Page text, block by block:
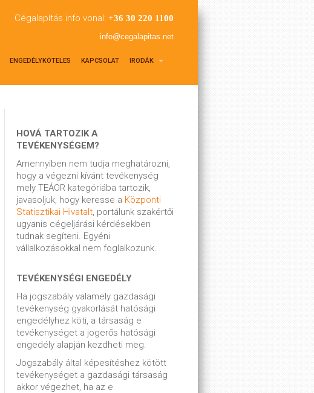
Cégalapítás info vonal: +36 30 220 1100
info@cegalapitas.net
ENGEDÉLYKÖTELES KAPCSOLAT IRODÁK
HOVÁ TARTOZIK A
TEVÉKENYSÉGEM?
Amennyiben nem tudja meghatározni,
hogy a végezni kívánt tevékenység
mely TEÁOR kategóriába tartozik,
javasoljuk, hogy keresse a Központi
Statisztikai Hivatalt, portálunk szakértői
ugyanis cégeljárási kérdésekben
tudnak segíteni. Egyéni
vállalkozásokkal nem foglalkozunk.
TEVÉKENYSÉGI ENGEDÉLY
Ha jogszabály valamely gazdasági
tevékenység gyakorlását hatósági
engedélyhez köti, a társaság e
tevékenységet a jogerős hatósági
engedély alapján kezdheti meg.
Jogszabály által képesítéshez kötött
tevékenységet a gazdasági társaság
akkor végezhet, ha az e